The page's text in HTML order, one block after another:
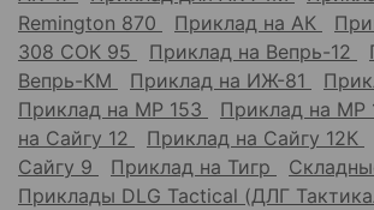
Remington 870
Приклад на АК
308 СОК 95
Приклад на Вепрь-12
Вепрь-КМ
Приклад на ИЖ-81
Приклад на МР 153
Приклад на МР
на Сайгу 12
Приклад на Сайгу 12К
Сайгу 9
Приклад на Тигр
Приклады DLG Tactical (ДЛГ